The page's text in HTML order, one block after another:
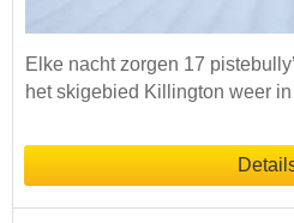
Elke nacht zorgen 17
het skigebied Killington weer